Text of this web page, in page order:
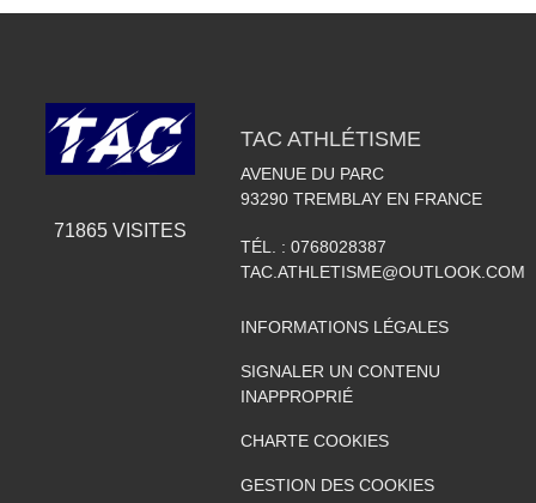
71865VISITES
TAC ATHLÉTISME
AVENUE DU PARC
93290 TREMBLAY EN FRANCE
TÉL. : 0768028387
TAC.ATHLETISME@OUTLOOK.COM
INFORMATIONS LÉGALES
SIGNALER UN CONTENU
INAPPROPRIÉ
CHARTE COOKIES
GESTION DES COOKIES